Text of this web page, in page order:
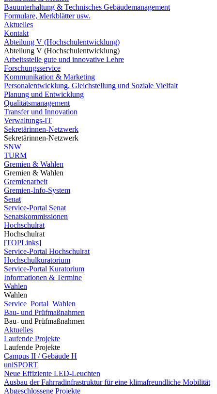
Bauunterhaltung & Technisches Gebäudemanagement
Formulare, Merkblätter usw.
Aktuelles
Kontakt
Abteilung V (Hochschulentwicklung)
Abteilung V (Hochschulentwicklung)
Arbeitsstelle gute und innovative Lehre
Forschungsservice
Kommunikation & Marketing
Personalentwicklung, Gleichstellung und Soziale Vielfalt
Planung und Entwicklung
Qualitätsmanagement
Transfer und Innovation
Verwaltungs-IT
Sekretärinnen-Netzwerk
Sekretärinnen-Netzwerk
SNW
TURM
Gremien & Wahlen
Gremien & Wahlen
Gremienarbeit
Gremien-Info-System
Senat
Service-Portal Senat
Senatskommissionen
Hochschulrat
Hochschulrat
[TOPLinks]
Service-Portal Hochschulrat
Hochschulkuratorium
Service-Portal Kuratorium
Informationen & Termine
Wahlen
Wahlen
Service_Portal_Wahlen
Bau- und Prüfmaßnahmen
Bau- und Prüfmaßnahmen
Aktuelles
Laufende Projekte
Laufende Projekte
Campus II / Gebäude H
uniSPORT
Neue Effiziente LED-Leuchten
Ausbau der Fahrradinfrastruktur für eine klimafreundliche Mobilität
Abgeschlossene Projekte